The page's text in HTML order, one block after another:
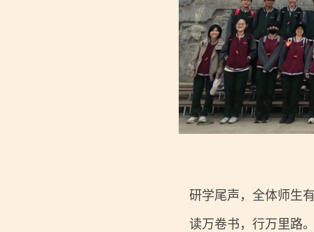
研学尾声，全体师生有
读万卷书，行万里路。